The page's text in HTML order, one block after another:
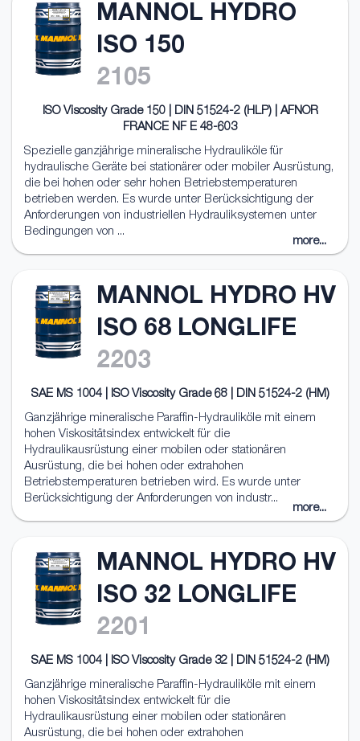
MANNOL HYDRO
ISO 150
2105
ISO Viscosity Grade 150 | DIN 51524-2 (HLP) | AFNOR
FRANCE NF E 48-603
Spezielle ganzjährige mineralische Hydrauliköle für
hydraulische Geräte bei stationärer oder mobiler Ausrüstung,
die bei hohen oder sehr hohen Betriebstemperaturen
betrieben werden. Es wurde unter Berücksichtigung der
Anforderungen von industriellen Hydrauliksystemen unter
Bedingungen von ...
more...
MANNOL HYDRO HV
ISO 68 LONGLIFE
2203
SAE MS 1004 | ISO Viscosity Grade 68 | DIN 51524-2 (HM)
Ganzjährige mineralische Paraffin-Hydrauliköle mit einem
hohen Viskositätsindex entwickelt für die
Hydraulikausrüstung einer mobilen oder stationären
Ausrüstung, die bei hohen oder extrahohen
Betriebstemperaturen betrieben wird. Es wurde unter
Berücksichtigung der Anforderungen von industr...
more...
MANNOL HYDRO HV
ISO 32 LONGLIFE
2201
SAE MS 1004 | ISO Viscosity Grade 32 | DIN 51524-2 (HM)
Ganzjährige mineralische Paraffin-Hydrauliköle mit einem
hohen Viskositätsindex entwickelt für die
Hydraulikausrüstung einer mobilen oder stationären
Ausrüstung, die bei hohen oder extrahohen